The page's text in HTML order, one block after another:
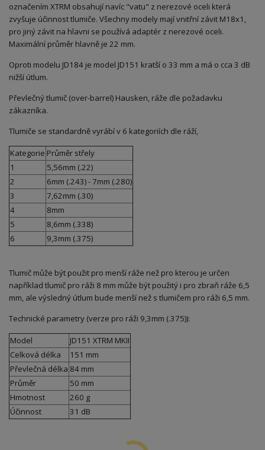
označením XTRM obsahují navíc "vatu" z nerezové oceli která
zvyšuje účinnost tlumiče. Všechny modely mají vnitřní závit M18x1,
pro jiný závit na hlavni se používá adaptér z nerezové oceli.
Maximální průměr hlavně je 22 mm.
Oproti modelu JD184 je model JD151 kratší o 33 mm a má o cca 3 dB
nižší útlum.
Převlečný tlumič (over-barrel) Hausken, ráže dle požadavku
zákazníka.
Tlumiče se standardně vyrábí v 6 kategoriích dle ráží,
Kategorie Průměr střely
1
5,56mm (.22)
2
6mm (.243) - 7mm (.280)
3
7,62mm (.30)
4
8mm
5
8,6mm (.338)
6
9,3mm (.375)
Tlumič může být použit pro menší ráže než pro kterou je určen
například tlumič pro ráži 8 mm může být použitý i pro zbraň ráže 6,5
mm, ale výsledný útlum bude menší než s tlumičem pro ráži 6,5 mm.
Technické parametry (verze pro ráži 9,3mm (.375)):
Model
JD151 XTRM MKII
Celková délka
151 mm
Převlečná délka 84 mm
Průměr
50 mm
Hmotnost
260 g
Účinnost
31 dB